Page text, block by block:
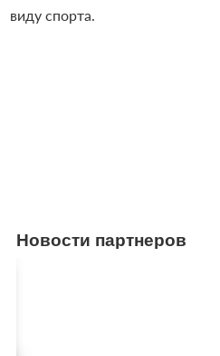
виду спорта.
Новости партнеров